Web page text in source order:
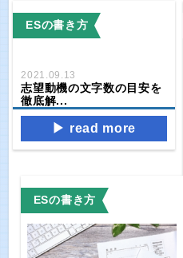
ESの書き方
2021.09.13
志望動機の文字数の目安を
徹底解...
read more
ESの書き方